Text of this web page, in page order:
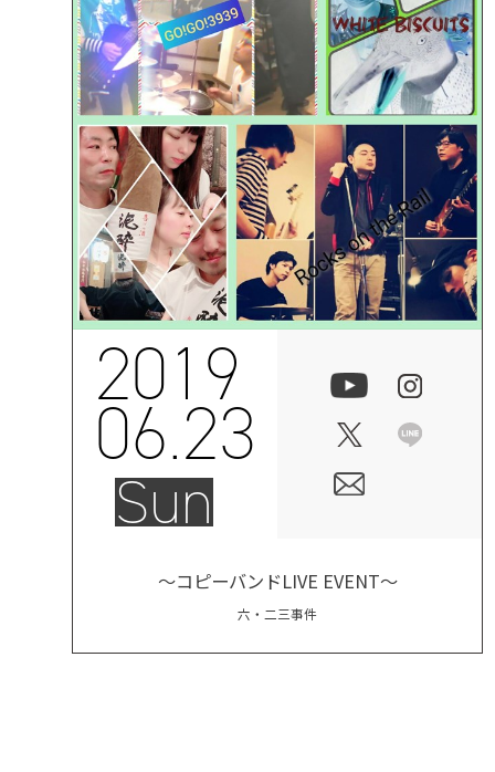
2019
06.23
Sun
～コピーバンドLIVE EVENT～
六・二三事件